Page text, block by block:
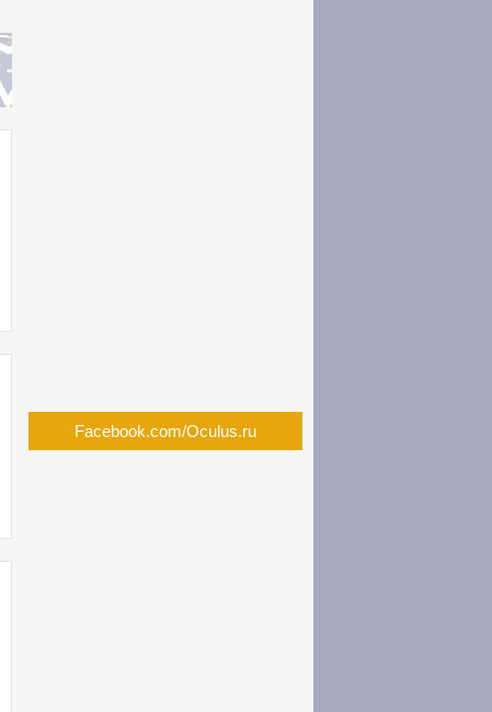
Facebook.com/Oculus.ru